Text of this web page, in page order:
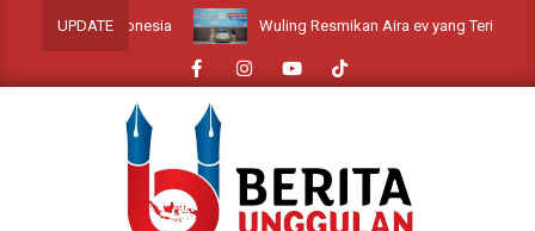
UPDATE
EV di Indonesia Wuling Resmikan Aira ev yang Terinspirasi dari